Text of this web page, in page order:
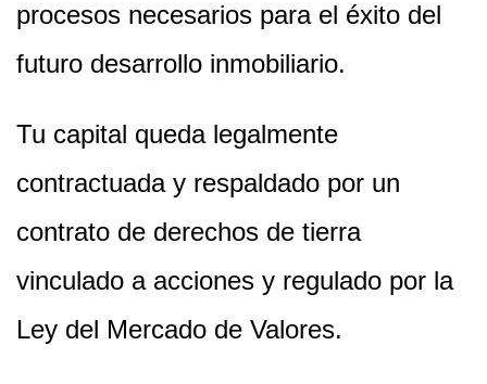
procesos necesarios para el éxito del
futuro desarrollo inmobiliario.
Tu capital queda legalmente
contractuada y respaldado por un
contrato de derechos de tierra
vinculado a acciones y regulado por la
Ley del Mercado de Valores.